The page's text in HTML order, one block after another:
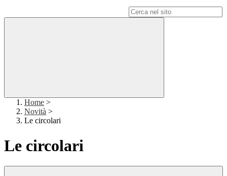
Home >
Novità >
Le circolari
Le circolari